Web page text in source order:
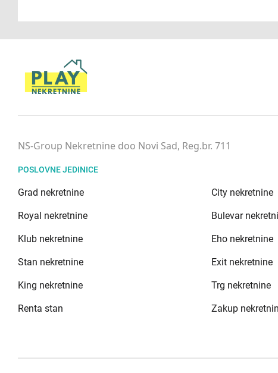
NS-Group Nekretnine doo Novi Sad, Reg.br. 711
POSLOVNE JEDINICE
Grad nekretnine City nekretnine
Royal nekretnine Bulevar
Klub nekretnine Eho nekretnine
Stan nekretnine Exit nekretnine
King nekretnine Trg nekretnine
Renta stan Zakup